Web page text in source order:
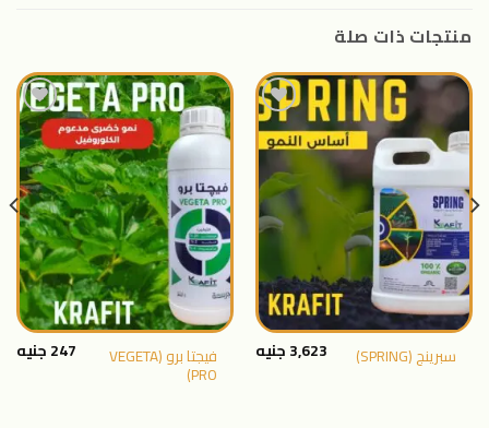
منتجات ذات صلة
اضافة
الى
المنتجات
المفضلة
سبرينج (SPRING) 3,623جنيه
اضافة
الى
المنتجات
المفضلة
فيجتا برو (VEGETA
PRO)
247جنيه